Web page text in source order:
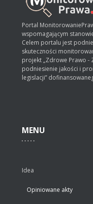
Portal
wspomagającym
Celem portalu jest
skuteczności
projekt „Zdrowe Prawo -
podniesienie jakości i
legislacji”
MENU
Idea
Opiniowane akty